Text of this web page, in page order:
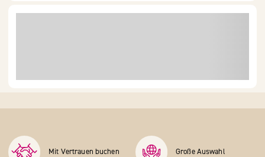
Mit Vertrauen buchen Große Auswahl